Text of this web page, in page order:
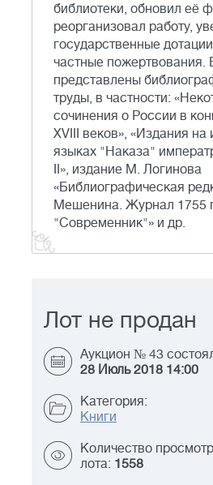
библиотеки, обновил её
реорганизовал работу,
государственные
частные пожертвования.
представлены
труды, в частности:
сочинения о России в
XVIII веков», «Издания на
языках "Наказа"
II», издание М. Логинова
«Библиографическая
Мешенина. Журнал 1755
"Современник"» и др.
Лот не продан
Аукцион № 43
28 Июль 2018 14:00
Категория:
Книги
Количество
лота: 1558